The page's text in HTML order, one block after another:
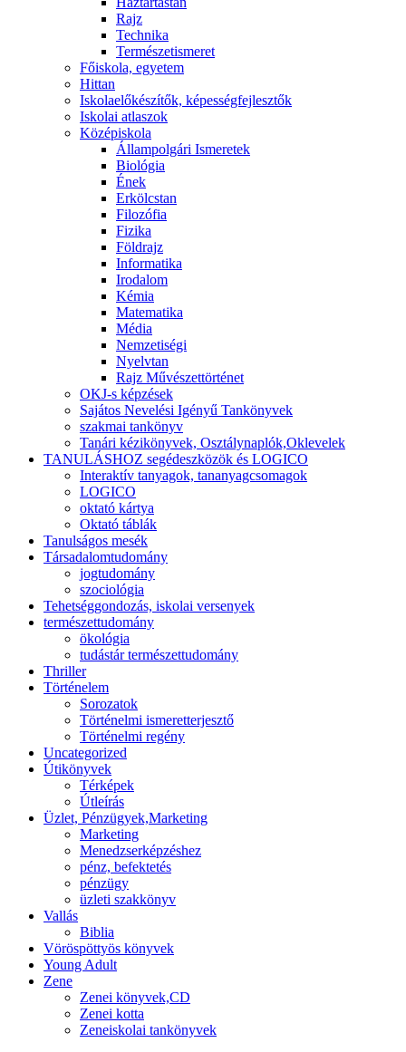
Rajz
Technika
Természetismeret
Főiskola, egyetem
Hittan
Iskolaelőkészítők, képességfejlesztők
Iskolai atlaszok
Középiskola
Állampolgári Ismeretek
Biológia
Ének
Erkölcstan
Filozófia
Fizika
Földrajz
Informatika
Irodalom
Kémia
Matematika
Média
Nemzetiségi
Nyelvtan
Rajz Művészettörténet
OKJ-s képzések
Sajátos Nevelési Igényű Tankönyvek
szakmai tankönyv
Tanári kézikönyvek, Osztálynaplók,Oklevelek
TANULÁSHOZ segédeszközök és LOGICO
Interaktív tanyagok, tananyagcsomagok
LOGICO
oktató kártya
Oktató táblák
Tanulságos mesék
Társadalomtudomány
jogtudomány
szociológia
Tehetséggondozás, iskolai versenyek
természettudomány
ökológia
tudástár természettudomány
Thriller
Történelem
Sorozatok
Történelmi ismeretterjesztő
Történelmi regény
Uncategorized
Útikönyvek
Térképek
Útleírás
Üzlet, Pénzügyek,Marketing
Marketing
Menedzserképzéshez
pénz, befektetés
pénzügy
üzleti szakkönyv
Vallás
Biblia
Vöröspöttyös könyvek
Young Adult
Zene
Zenei könyvek,CD
Zenei kotta
Zeneiskolai tankönyvek